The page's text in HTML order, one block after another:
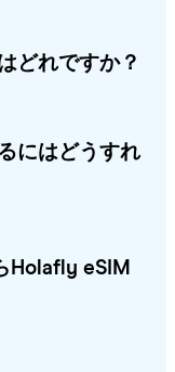
どれですか？
にはどうすれ
Holafly eSIM